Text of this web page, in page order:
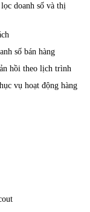
doanh số và thị
số bán hàng
hồi theo lịch trình
vụ hoạt động hàng